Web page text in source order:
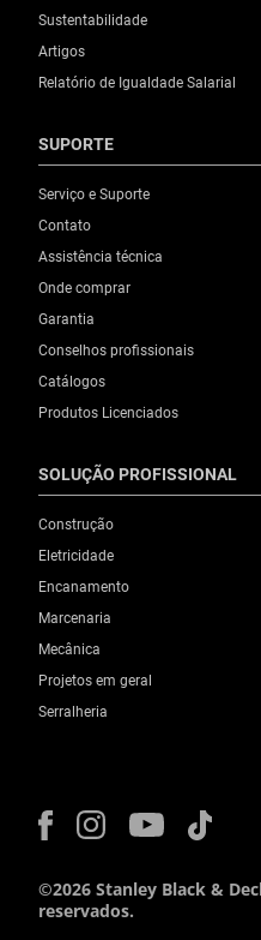
Sustentabilidade
Artigos
Relatório de Igualdade Salarial
SUPORTE
Serviço e Suporte
Contato
Assistência técnica
Onde comprar
Garantia
Conselhos profissionais
Catálogos
Produtos Licenciados
SOLUÇÃO PROFISSIONAL
Construção
Eletricidade
Encanamento
Marcenaria
Mecânica
Projetos em geral
Serralheria
©2026 Stanley Black &
reservados.